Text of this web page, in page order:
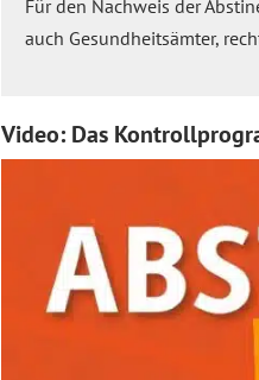
Für den Nachweis der
auch Gesundheitsämter,
Video: Das